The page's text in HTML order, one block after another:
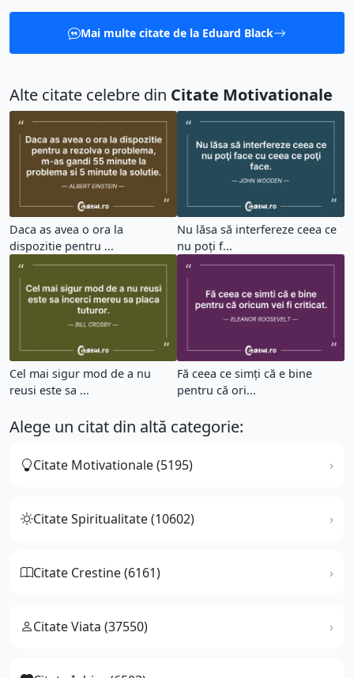
Mai multe citate de la Eduard Black
Alte citate celebre din Citate Motivationale
Daca as avea o ora la
dispozitie pentru ...
Nu lăsa să interfereze ceea ce
nu poţi f...
Cel mai sigur mod de a nu
reusi este sa ...
Fă ceea ce simți că e bine
pentru că ori...
Alege un citat din altă categorie:
Citate Motivationale (5195)
Citate Spiritualitate (10602)
Citate Crestine (6161)
Citate Viata (37550)